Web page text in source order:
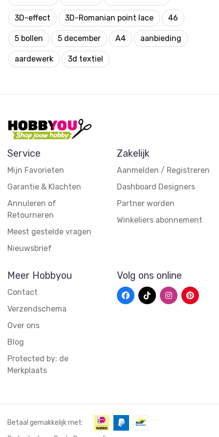
3D-effect 3D-Romanian point lace 46
5 bollen 5 december A4 aanbieding
aardewerk 3d textiel
Service
Mijn Favorieten
Garantie & Klachten
Annuleren of
Retourneren
Meest gestelde vragen
Nieuwsbrief
Zakelijk
Aanmelden / Registreren
Dashboard Designers
Partner worden
Winkeliers abonnement
Meer Hobbyou
Contact
Verzendschema
Over ons
Blog
Protected by: de
Merkplaats
Volg ons online
Betaal gemakkelijk met: